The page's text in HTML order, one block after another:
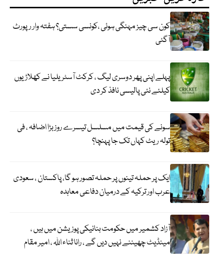
کون سی چیز مہنگی ہوئی ،کونسی سستی؟ ہفتہ وار رپورٹ
آگئی
پہلے اپنی پھر دوسری لیگ ، کرکٹ آسٹریلیا نے کھلاڑیوں
کیلئے نئی پالیسی نافذ کر دی
سونے کی قیمت میں مسلسل تیسرے روز بڑا اضافہ ، فی
تولہ ریٹ کہاں تک جا پہنچا؟
ایک پر حملہ تینوں پر حملہ تصور ہو گا، پاکستان ، سعودی
عرب اور ترکیہ کے درمیان دفاعی معاہدہ
آزاد کشمیر میں حکومت بنانیکی پوزیشن میں ہیں ،
مینڈیٹ چھیننے نہیں دیں گے ، رانا ثناء اللہ ، امیر مقام